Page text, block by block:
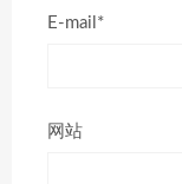
E-mail*
网站